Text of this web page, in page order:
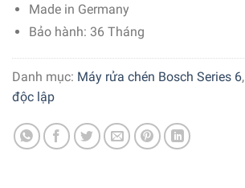
Made in Germany
Bảo hành: 36 Tháng
Danh mục: Máy rửa chén Bosch Series 6,
độc lập